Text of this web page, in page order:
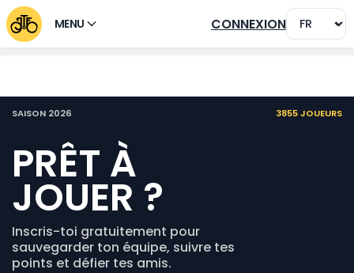
MENU CONNEXION
SAISON 2026 3855 JOUEURS
PRÊT À
JOUER ?
Inscris-toi gratuitement pour
sauvegarder ton équipe, suivre tes
points et défier tes amis.